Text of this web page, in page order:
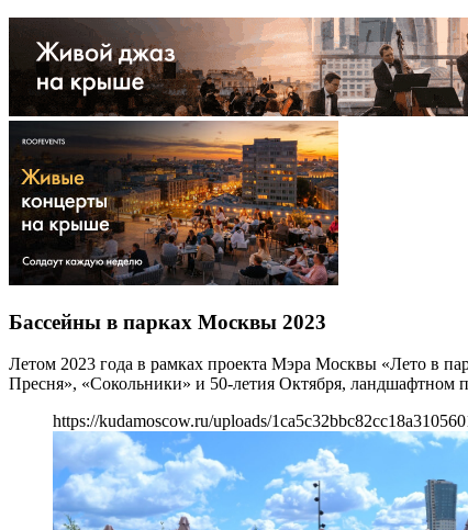
Бассейны в парках Москвы 2023
Летом 2023 года в рамках проекта Мэра Москвы «Лето в
Пресня», «Сокольники» и 50-летия Октября, ландшафтном
https://kudamoscow.ru/uploads/